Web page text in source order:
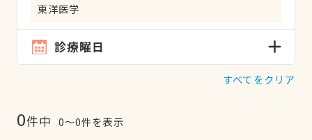
東洋医学
診療曜日
すべてをクリア
0件中 0〜0件を表示